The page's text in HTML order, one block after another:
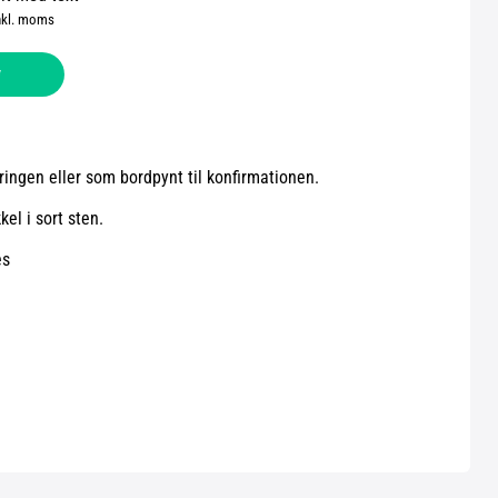
moms
eller som bordpynt til konfirmationen.
i sort sten.